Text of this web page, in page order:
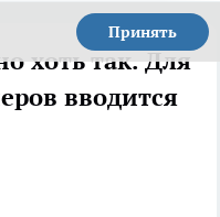
Принять
хоть так. Для
вводится